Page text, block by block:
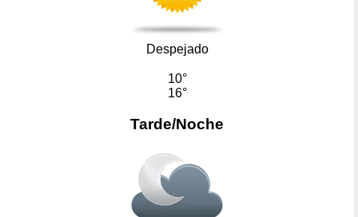
Despejado
10°
16°
Tarde/Noche